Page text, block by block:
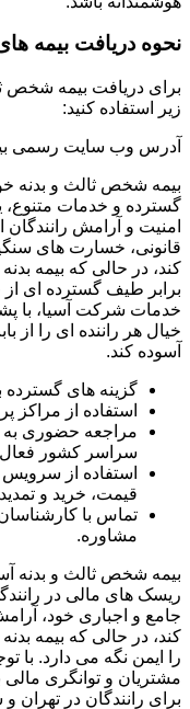
نحوه دریافت بیمه
برای دریافت بیمه شخص
زیر استفاده کنید:
آدرس وب سایت رسمی
بیمه شخص ثالث و بدنه
گسترده و خدمات متنوع،
امنیت و آرامش
قانونی، خسارت های
کند، در حالی که بیمه
برابر طیف گسترده ای
خدمات شرکت آسیا، با
خیال هر راننده ای را
آسوده کند.
گزینه های
استفاده از
مراجعه حضوری به
سراسر کشور فعال
استفاده از
قیمت، خرید و
تماس با
مشاوره.
بیمه شخص ثالث و بدنه
ریسک های مالی در
جامع و اجباری خود،
کند، در حالی که بیمه
را ایمن نگه می دارد. با
مشتریان و توانگری مالی
برای رانندگان در تهران